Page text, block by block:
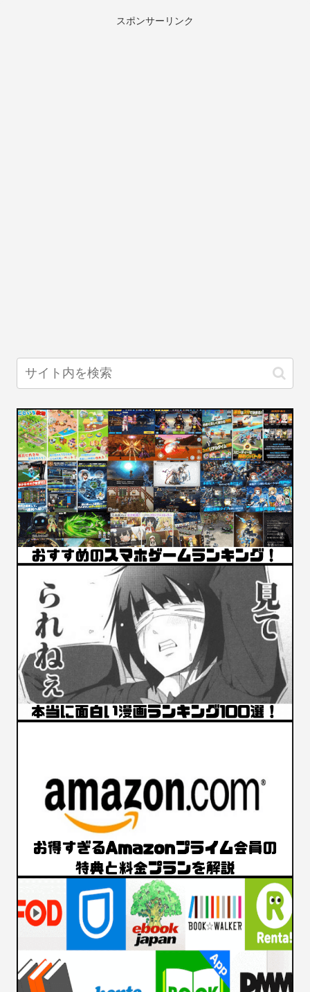
スポンサーリンク